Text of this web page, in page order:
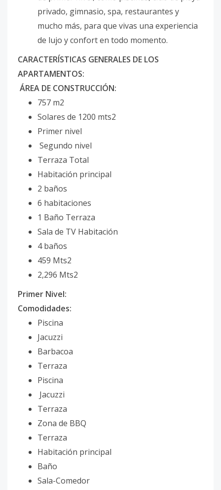
privado, gimnasio, spa, restaurantes y
mucho más, para que vivas una experiencia
de lujo y confort en todo momento.
CARACTERÍSTICAS GENERALES DE LOS
APARTAMENTOS:
ÁREA DE CONSTRUCCIÓN:
757 m2
Solares de 1200 mts2
Primer nivel
Segundo nivel
Terraza Total
Habitación principal
2 baños
6 habitaciones
1 Baño Terraza
Sala de TV Habitación
4 baños
459 Mts2
2,296 Mts2
Primer Nivel:
Comodidades:
Piscina
Jacuzzi
Barbacoa
Terraza
Piscina
Jacuzzi
Terraza
Zona de BBQ
Terraza
Habitación principal
Baño
Sala-Comedor